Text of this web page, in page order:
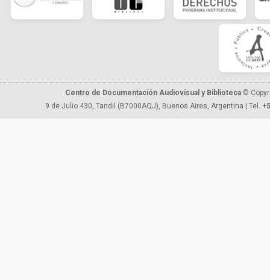
Centro de Documentación Audiovisual y Biblioteca ©
9 de Julio 430, Tandil (B7000AQJ), Buenos Aires, Argentina | Tel.